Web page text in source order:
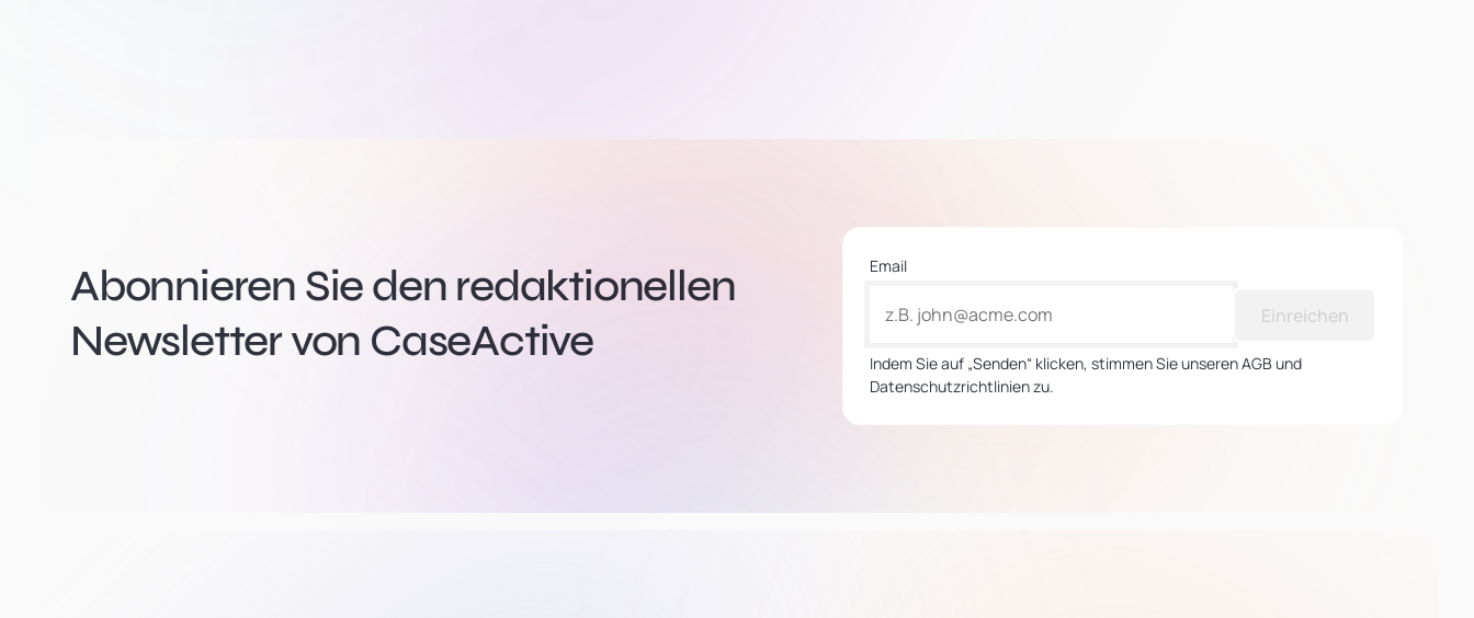
Abonnieren Sie den redaktionellen
Newsletter von CaseActive
Email
Einreichen
Indem Sie auf „Senden“ klicken, stimmen Sie unseren AGB und
Datenschutzrichtlinien zu.